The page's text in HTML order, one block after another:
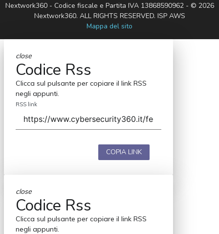
Nextwork360 - Codice fiscale e Partita IVA 13868590962 - © 2026
Nextwork360. ALL RIGHTS RESERVED. ISP AWS
Mappa del sito
close
Codice Rss
Clicca sul pulsante per copiare il link RSS
negli appunti.
RSS link
COPIA LINK
close
Codice Rss
Clicca sul pulsante per copiare il link RSS
negli appunti.